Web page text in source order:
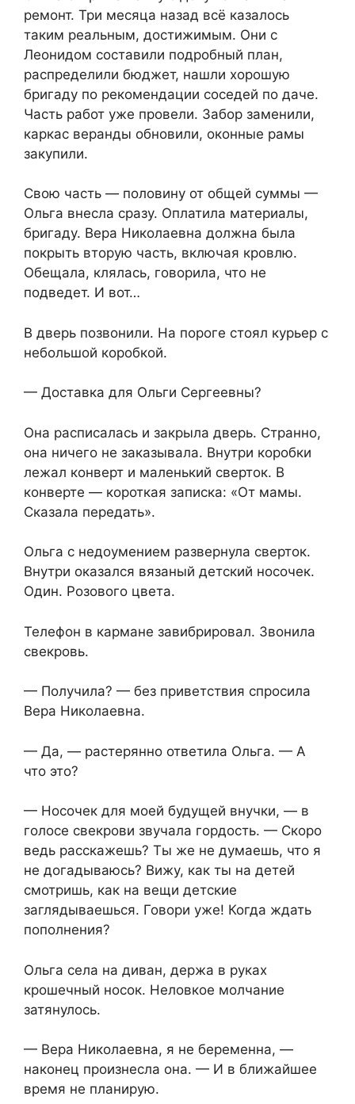
ремонт. Три месяца назад всё казалось
таким реальным, достижимым. Они с
Леонидом составили подробный план,
распределили бюджет, нашли хорошую
бригаду по рекомендации соседей по даче.
Часть работ уже провели. Забор заменили,
каркас веранды обновили, оконные рамы
закупили.
Свою часть — половину от общей суммы —
Ольга внесла сразу. Оплатила материалы,
бригаду. Вера Николаевна должна была
покрыть вторую часть, включая кровлю.
Обещала, клялась, говорила, что не
подведет. И вот…
В дверь позвонили. На пороге стоял курьер с
небольшой коробкой.
— Доставка для Ольги Сергеевны?
Она расписалась и закрыла дверь. Странно,
она ничего не заказывала. Внутри коробки
лежал конверт и маленький сверток. В
конверте — короткая записка: «От мамы.
Сказала передать».
Ольга с недоумением развернула сверток.
Внутри оказался вязаный детский носочек.
Один. Розового цвета.
Телефон в кармане завибрировал. Звонила
свекровь.
— Получила? — без приветствия спросила
Вера Николаевна.
— Да, — растерянно ответила Ольга. — А
что это?
— Носочек для моей будущей внучки, — в
голосе свекрови звучала гордость. — Скоро
ведь расскажешь? Ты же не думаешь, что я
не догадываюсь? Вижу, как ты на детей
смотришь, как на вещи детские
заглядываешься. Говори уже! Когда ждать
пополнения?
Ольга села на диван, держа в руках
крошечный носок. Неловкое молчание
затянулось.
— Вера Николаевна, я не беременна, —
наконец произнесла она. — И в ближайшее
время не планирую.